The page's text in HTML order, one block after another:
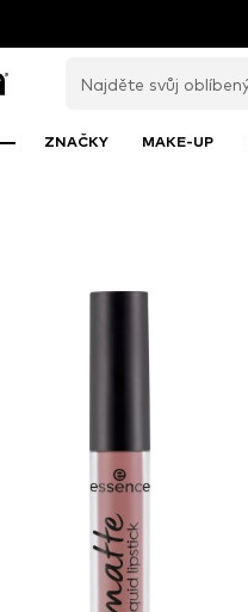
ZNAČKY MAKE-UP